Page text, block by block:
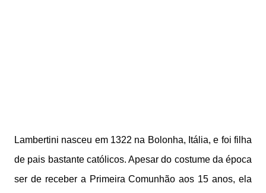
Lambertini nasceu em 1322 na Bolonha, Itália, e foi filha
de pais bastante católicos. Apesar do costume da época
ser de receber a Primeira Comunhão aos 15 anos, ela